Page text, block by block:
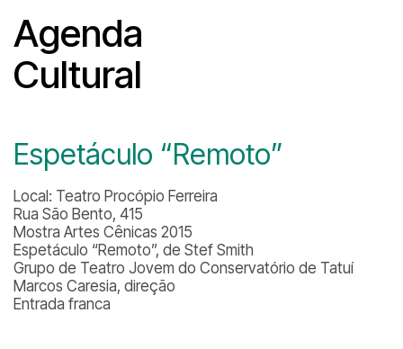
Agenda
Cultural
Espetáculo “Remoto”
Local: Teatro Procópio Ferreira
Rua São Bento, 415
Mostra Artes Cênicas 2015
Espetáculo “Remoto”, de Stef Smith
Grupo de Teatro Jovem do Conservatório de Tatuí
Marcos Caresia, direção
Entrada franca